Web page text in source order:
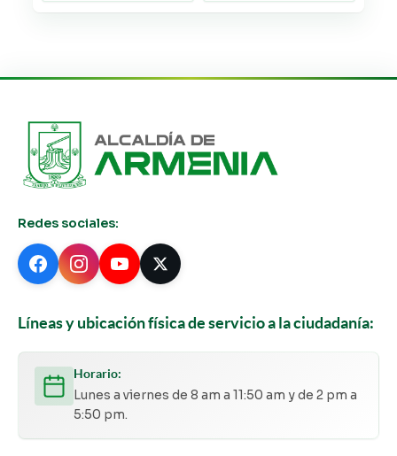
Redes sociales:
Líneas y ubicación física de servicio a la ciudadanía:
Horario:
Lunes a viernes de 8 am a 11:50 am y de 2 pm a
5:50 pm.